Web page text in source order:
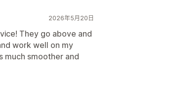
2026年5月20日
They go above and
work well on my
much smoother and